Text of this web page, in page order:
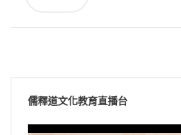
儒釋道文化教育直播台